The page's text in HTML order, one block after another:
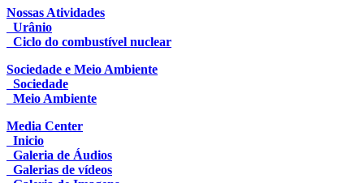
Nossas Atividades
Urânio
Ciclo do combustível nuclear
Sociedade e Meio Ambiente
Sociedade
Meio Ambiente
Media Center
Inicio
Galeria de Áudios
Galerias de vídeos